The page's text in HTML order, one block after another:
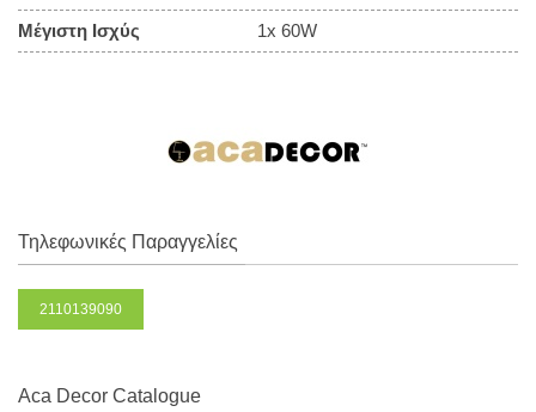
Μέγιστη Ισχύς 1x 60W
Τηλεφωνικές Παραγγελίες
2110139090
Aca Decor Catalogue